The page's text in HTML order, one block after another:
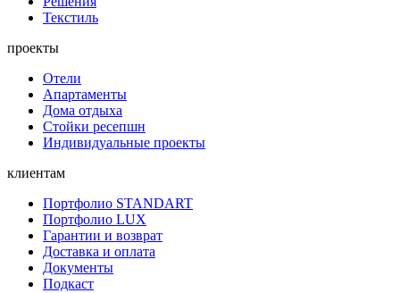
Текстиль
проекты
Отели
Апартаменты
Дома отдыха
Стойки ресепшн
Индивидуальные проекты
клиентам
Портфолио STANDART
Портфолио LUX
Гарантии и возврат
Доставка и оплата
Документы
Подкаст